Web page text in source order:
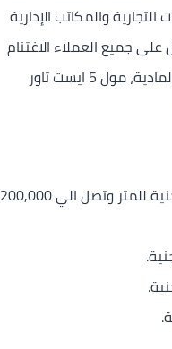
والمكاتب الإدارية
جميع العملاء الاغتنام
بتلك الفرصة والحصول على الوحدة الاستثمارية المناسبة لنشاطه وامكانياته المادية، مول 5 ايست تاور
محلات تجارية تبدأ مساحتها من 22 متر مربع و أيضا بسعر يبدأ من 150,000 جنية للمتر وتصل الي 200,000